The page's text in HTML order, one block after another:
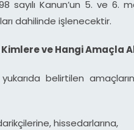
sayılı Kanun’un 5. ve 6.
dahilinde işlenecektir.
ve Hangi Amaçla
belirtilen
hissedarlarına,